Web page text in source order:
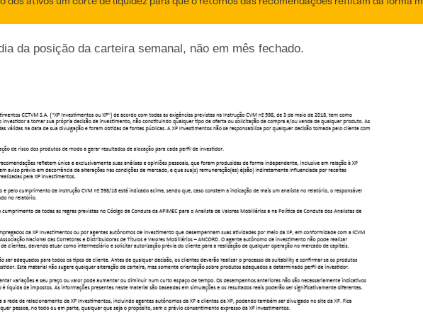
da posição da carteira semanal, não em mês fechado.